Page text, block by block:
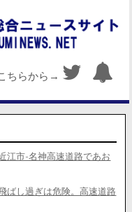
ちらから→
江市-名神高速道路であお
ばし過ぎは危険。高速道路